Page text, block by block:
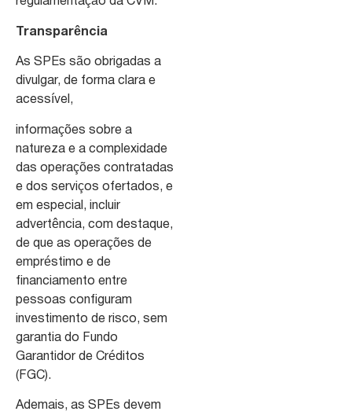
Transparência
As SPEs são obrigadas a
divulgar, de forma clara e
acessível,
informações sobre a
natureza e a complexidade
das operações contratadas
e dos serviços ofertados, e
em especial, incluir
advertência, com destaque,
de que as operações de
empréstimo e de
financiamento entre
pessoas configuram
investimento de risco, sem
garantia do Fundo
Garantidor de Créditos
(FGC).
Ademais, as SPEs devem